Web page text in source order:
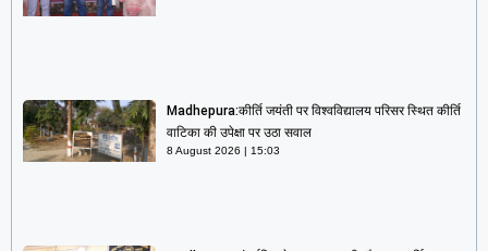
Madhepura:कीर्ति जयंती पर विश्वविद्यालय परिसर स्थित कीर्ति
वाटिका की उपेक्षा पर उठा सवाल
8 August 2026 15:03